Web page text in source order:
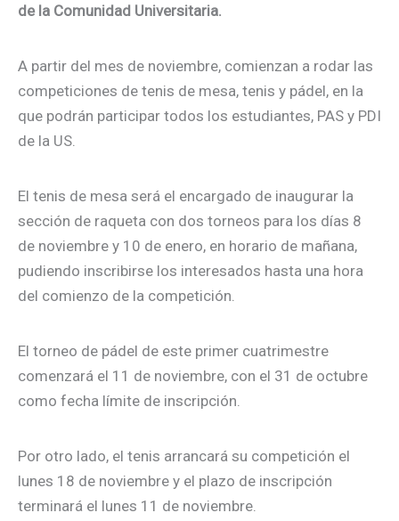
de la Comunidad Universitaria.
A partir del mes de noviembre, comienzan a rodar las
competiciones de tenis de mesa, tenis y pádel, en la
que podrán participar todos los estudiantes, PAS y PDI
de la US.
El tenis de mesa será el encargado de inaugurar la
sección de raqueta con dos torneos para los días 8
de noviembre y 10 de enero, en horario de mañana,
pudiendo inscribirse los interesados hasta una hora
del comienzo de la competición.
El torneo de pádel de este primer cuatrimestre
comenzará el 11 de noviembre, con el 31 de octubre
como fecha límite de inscripción.
Por otro lado, el tenis arrancará su competición el
lunes 18 de noviembre y el plazo de inscripción
terminará el lunes 11 de noviembre.